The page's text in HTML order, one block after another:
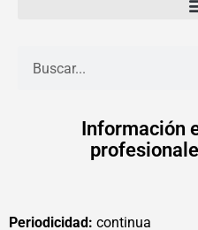
Información
Periodicidad: continua